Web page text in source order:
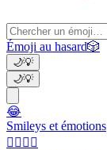
Émoji au hasard🎲
🌙💡
🌙💡
😂
Smileys et émotions
👩‍❤️‍💋‍👨